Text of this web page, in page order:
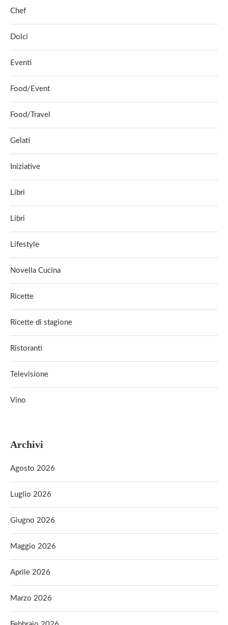
Chef
Dolci
Eventi
Food/Event
Food/Travel
Gelati
Iniziative
Libri
Libri
Lifestyle
Novella Cucina
Ricette
Ricette di stagione
Ristoranti
Televisione
Vino
Archivi
Agosto 2026
Luglio 2026
Giugno 2026
Maggio 2026
Aprile 2026
Marzo 2026